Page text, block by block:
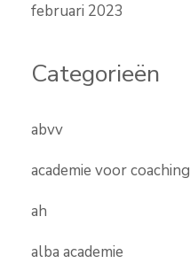
februari 2023
Categorieën
abvv
academie voor coaching
ah
alba academie